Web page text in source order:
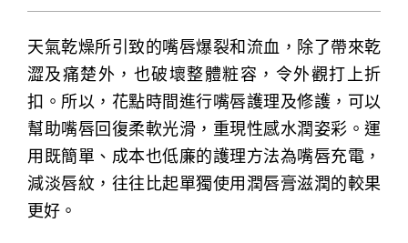
天氣乾燥所引致的嘴唇爆裂和流血，除了帶來乾
澀及痛楚外，也破壞整體粧容，令外觀打上折
扣。所以，花點時間進行嘴唇護理及修護，可以
幫助嘴唇回復柔軟光滑，重現性感水潤姿彩。運
用既簡單、成本也低廉的護理方法為嘴唇充電，
減淡唇紋，往往比起單獨使用潤唇膏滋潤的較果
更好。